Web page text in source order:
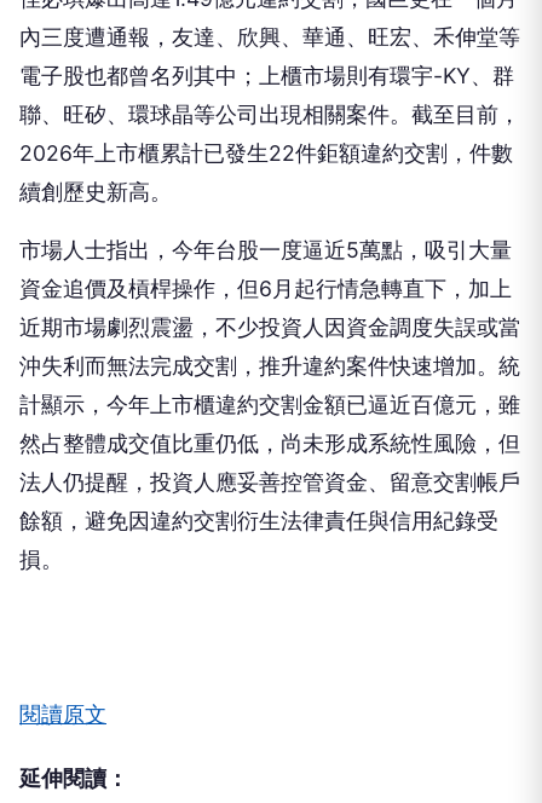
聯、旺矽、環球晶等公司出現相關案件。截至目前，
2026年上市櫃累計已發生22件鉅額違約交割，件數
續創歷史新高。
市場人士指出，今年台股一度逼近5萬點，吸引大量
資金追價及槓桿操作，但6月起行情急轉直下，加上
近期市場劇烈震盪，不少投資人因資金調度失誤或當
沖失利而無法完成交割，推升違約案件快速增加。統
計顯示，今年上市櫃違約交割金額已逼近百億元，雖
然占整體成交值比重仍低，尚未形成系統性風險，但
法人仍提醒，投資人應妥善控管資金、留意交割帳戶
餘額，避免因違約交割衍生法律責任與信用紀錄受
損。
延伸閱讀：
漲價恐推升成本